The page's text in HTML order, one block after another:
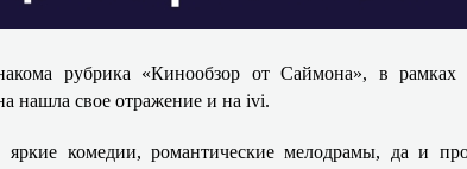
рубрика «Кинообзор от Саймона», в рамках
нашла свое отражение и на ivi.
яркие комедии, романтические мелодрамы, да и